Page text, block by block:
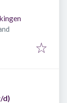
d)
d)